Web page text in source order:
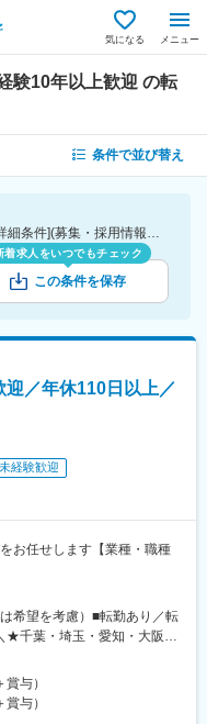
気になる メニュー
験10年以上歓迎 の転
条件で並び替え
[勤務地]富山県 [業種]警備・清掃業界 [詳細条件](募集・採用情報)社会人経験10年以上歓迎
着求人をいつでもチェック
この条件を保存
／年休110日以上／
経験歓迎
お任せします【業種・職種
希望を考慮）■転勤あり／転
★千葉・埼玉・愛知・大阪・
場による）◆岩手県…盛岡市
◆千葉県…習志野市、市原
与）
与）